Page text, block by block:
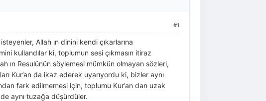
#1
Allah ın dinini kendi çıkarlarına
kullandılar ki, toplumun sesi çıkmasın itiraz
ın Resulünün söylemesi mümkün olmayan sözleri,
Kur’an da ikaz ederek uyarıyordu ki, bizler aynı
fark edilmemesi için, toplumu Kur’an dan uzak
aynı tuzağa düşürdüler.